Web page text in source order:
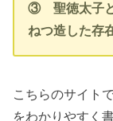
③ 聖徳太子と
ねつ造した存
こちらのサイト
をわかりやすく